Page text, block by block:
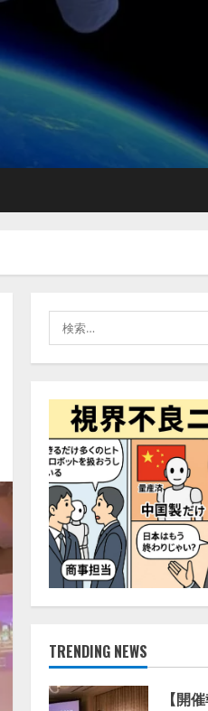
索:
TRENDING NEWS
2
3
強化
用に
は
68.0
入・
いる
5
ナレ
社。
ント
特化
開発
【ド
操縦
コーチ
2
【開
よび
者発